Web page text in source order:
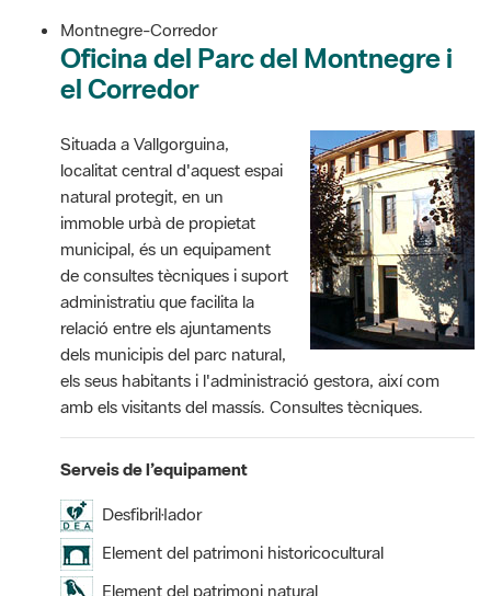
Montnegre-Corredor
Oficina del Parc del Montnegre i
el Corredor
Situada a Vallgorguina,
localitat central d'aquest espai
natural protegit, en un
immoble urbà de propietat
municipal, és un equipament
de consultes tècniques i suport
administratiu que facilita la
relació entre els ajuntaments
dels municipis del parc natural,
els seus habitants i l'administració gestora, així com
amb els visitants del massís. Consultes tècniques.
Serveis de l’equipament
Desfibril·lador
Element del patrimoni historicocultural
Element del patrimoni natural